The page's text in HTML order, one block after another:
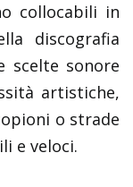
collocabili in
discografia
scelte sonore
artistiche,
o strade
e veloci.